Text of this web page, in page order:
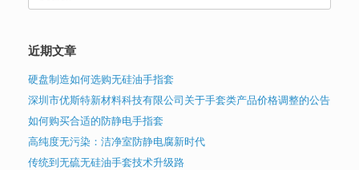
近期文章
硬盘制造如何选购无硅油手指套
深圳市优斯特新材料科技有限公司关于手套类产品价格调整的公告
如何购买合适的防静电手指套
高纯度无污染：洁净室防静电腐新时代
传统到无硫无硅油手套技术升级路